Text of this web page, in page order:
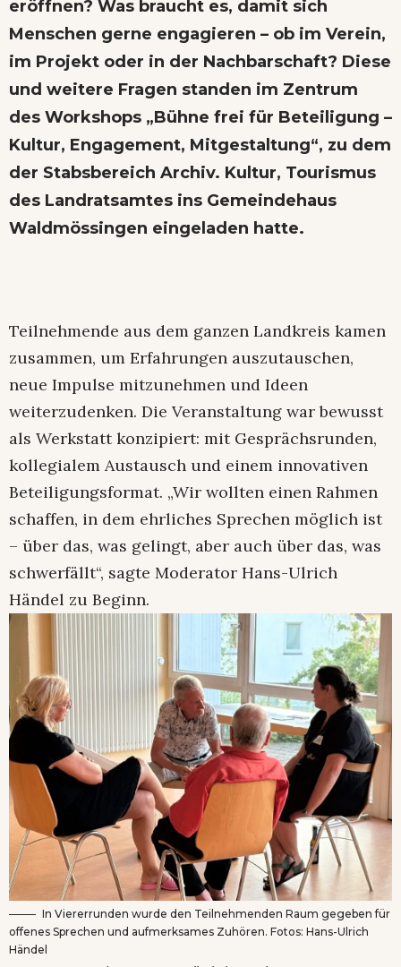
eröffnen? Was braucht es, damit sich
Menschen gerne engagieren – ob im Verein,
im Projekt oder in der Nachbarschaft? Diese
und weitere Fragen standen im Zentrum
des Workshops „Bühne frei für Beteiligung –
Kultur, Engagement, Mitgestaltung“, zu dem
der Stabsbereich Archiv. Kultur, Tourismus
des Landratsamtes ins Gemeindehaus
Waldmössingen eingeladen hatte.
Teilnehmende aus dem ganzen Landkreis kamen
zusammen, um Erfahrungen auszutauschen,
neue Impulse mitzunehmen und Ideen
weiterzudenken. Die Veranstaltung war bewusst
als Werkstatt konzipiert: mit Gesprächsrunden,
kollegialem Austausch und einem innovativen
Beteiligungsformat. „Wir wollten einen Rahmen
schaffen, in dem ehrliches Sprechen möglich ist
– über das, was gelingt, aber auch über das, was
schwerfällt“, sagte Moderator Hans-Ulrich
Händel zu Beginn.
In Viererrunden wurde den Teilnehmenden Raum gegeben für
offenes Sprechen und aufmerksames Zuhören. Fotos: Hans-Ulrich
Händel